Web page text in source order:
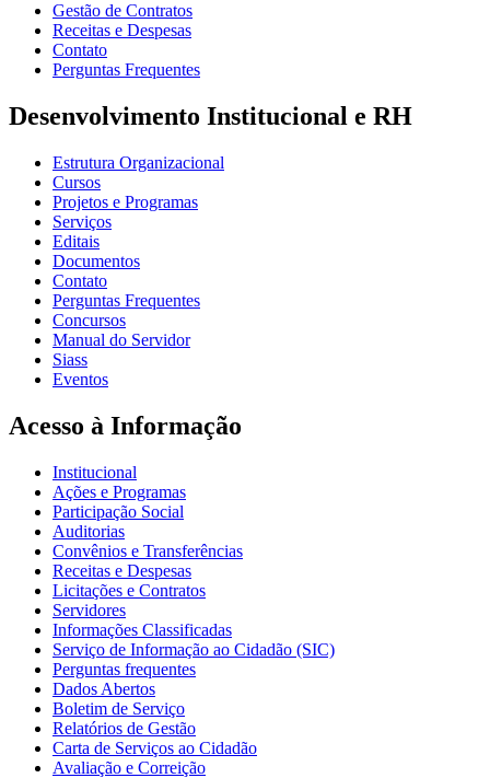
Gestão de Contratos
Receitas e Despesas
Contato
Perguntas Frequentes
Desenvolvimento Institucional e RH
Estrutura Organizacional
Cursos
Projetos e Programas
Serviços
Editais
Documentos
Contato
Perguntas Frequentes
Concursos
Manual do Servidor
Siass
Eventos
Acesso à Informação
Institucional
Ações e Programas
Participação Social
Auditorias
Convênios e Transferências
Receitas e Despesas
Licitações e Contratos
Servidores
Informações Classificadas
Serviço de Informação ao Cidadão (SIC)
Perguntas frequentes
Dados Abertos
Boletim de Serviço
Relatórios de Gestão
Carta de Serviços ao Cidadão
Avaliação e Correição